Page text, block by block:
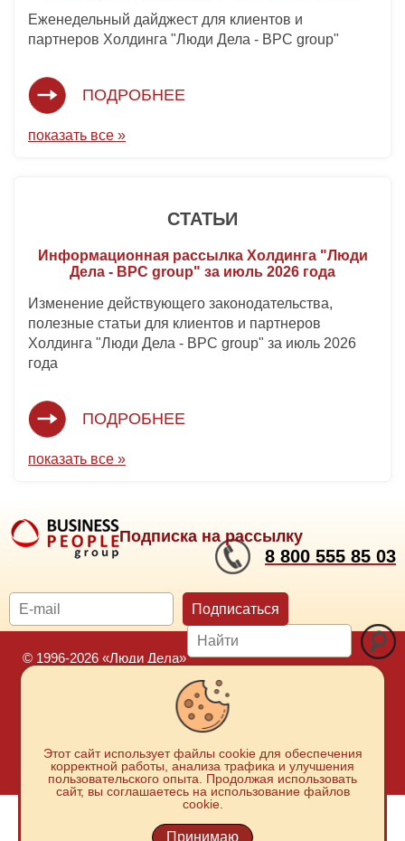
Еженедельный дайджест для клиентов и
партнеров Холдинга "Люди Дела - BPC group"
ПОДРОБНЕЕ
показать все »
СТАТЬИ
Информационная рассылка Холдинга "Люди
Дела - BPC group" за июль 2026 года
Изменение действующего законодательства,
полезные статьи для клиентов и партнеров
Холдинга "Люди Дела - BPC group" за июль 2026
года
ПОДРОБНЕЕ
показать все »
Подписка на рассылку
8 800 555 85 03
Подписаться
© 1996-2026 «Люди Дела»
пользователей
Согласие на обработку персональных данных
Москва:
+7 929 965-85-03
+7 923 730-56-64
Этот сайт использует файлы cookie для обеспечения
корректной работы, анализа трафика и улучшения
пользовательского опыта. Продолжая использовать
сайт, вы соглашаетесь на использование файлов
cookie.
Принимаю